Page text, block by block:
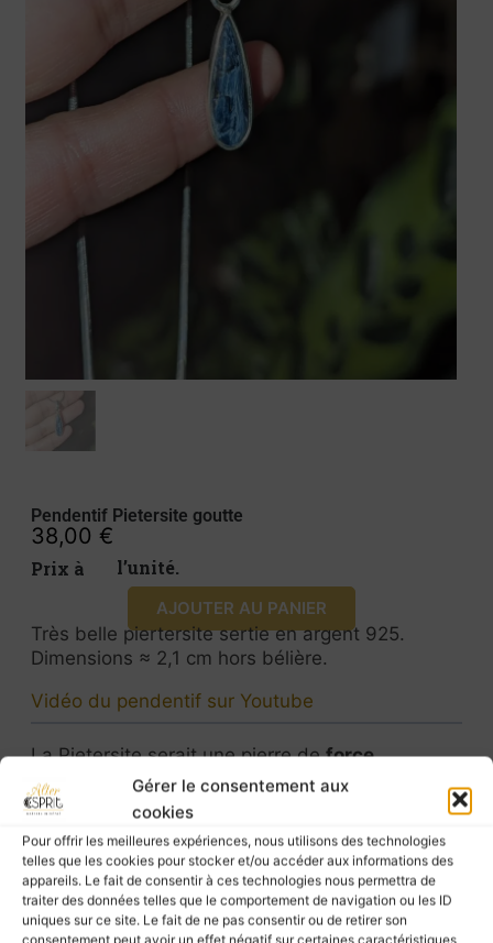
Gérer le consentement aux
cookies
Pour offrir les meilleures expériences, nous utilisons des technologies
telles que les cookies pour stocker et/ou accéder aux informations des
appareils. Le fait de consentir à ces technologies nous permettra de
traiter des données telles que le comportement de navigation ou les ID
uniques sur ce site. Le fait de ne pas consentir ou de retirer son
consentement peut avoir un effet négatif sur certaines caractéristiques
Pendentif Pietersite goutte
38,00 €
Prix à l’unité.
AJOUTER AU PANIER
Très belle piertersite sertie en argent 925.
Dimensions ≈ 2,1 cm hors bélière.
Vidéo du pendentif sur Youtube
La Pietersite serait une pierre deforce
intérieure
et de clarté mentale.
Elle aiderait à s’affirmer, à dépasser ses
semble en mouvement autour de soi.
La pietersite contribuerait à apaiser les
émotions agitées, à éclaircir les pensées et à